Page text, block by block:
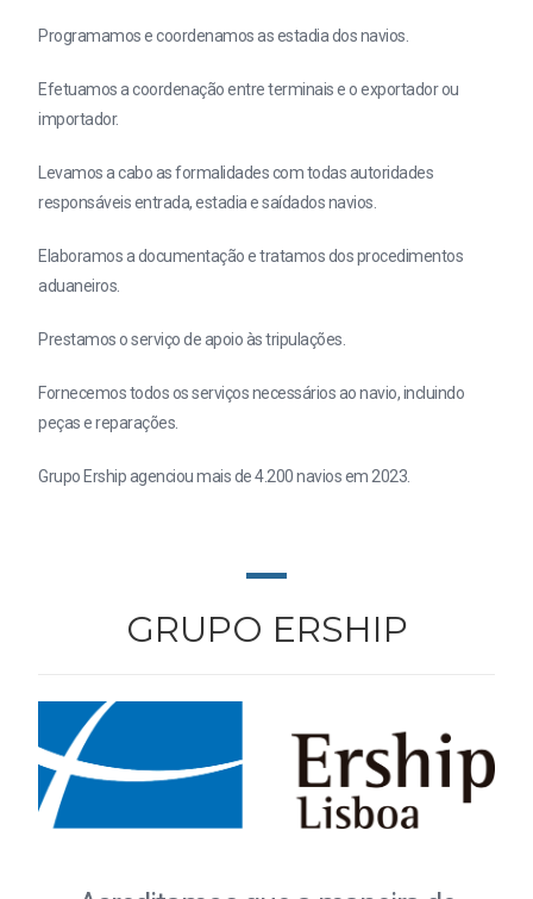
Programamos e coordenamos as estadia dos navios.
Efetuamos a coordenação entre terminais e o exportador ou
importador.
Levamos a cabo as formalidades com todas autoridades
responsáveis entrada, estadia e saídados navios.
Elaboramos a documentação e tratamos dos procedimentos
aduaneiros.
Prestamos o serviço de apoio às tripulações.
Fornecemos todos os serviços necessários ao navio, incluindo
peças e reparações.
Grupo Ership agenciou mais de 4.200 navios em 2023.
GRUPO ERSHIP